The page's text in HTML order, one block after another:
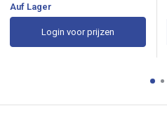
Auf Lager
Login voor prijzen